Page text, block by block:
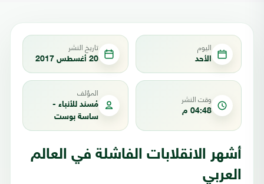
اليوم
الأحد
تاريخ النشر
20 أغسطس 2017
وقت النشر
04:48 م
المؤلف
مُسند للأنباء -
ساسة بوست
أشهر الانقلابات الفاشلة في العالم
العربي